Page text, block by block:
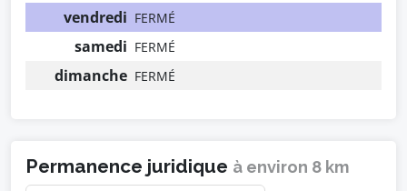
vendredi FERMÉ
samedi FERMÉ
dimanche FERMÉ
Permanence juridique à environ 8 km